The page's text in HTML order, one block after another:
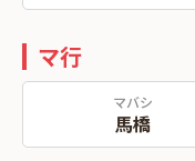
マ行
マバシ
馬橋